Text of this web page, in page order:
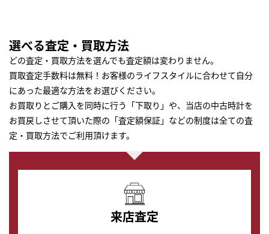
選べる査定・買取方法
どの査定・買取方法を選んでも査定額は変わりません。
買取査定手数料は無料！お客様のライフスタイルに合わせて自分
にあった最適な方法をお選びください。
お買取りとご購入を同時に行う「下取り」や、当店の中古時計を
お買戻しさせて頂いた際の「査定額保証」などの制度は全ての査
定・買取方法でご利用頂けます。
来店査定